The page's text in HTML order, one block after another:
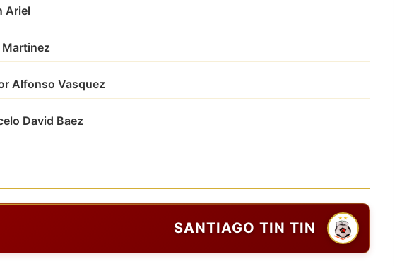
Ariel
Martinez
Alfonso Vasquez
David Baez
SANTIAGO TIN TIN